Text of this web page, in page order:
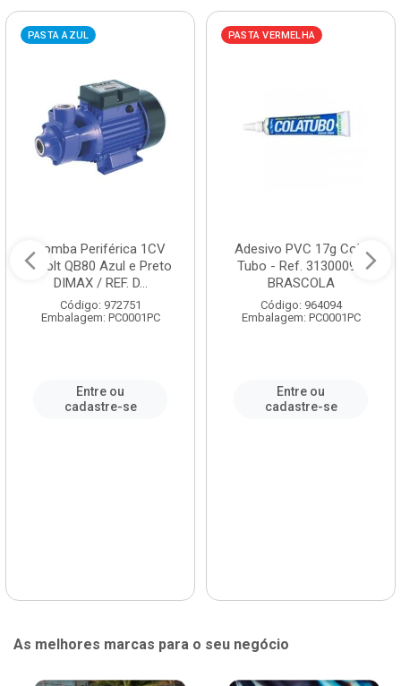
PASTA AZUL
Bomba Periférica 1CV
Bivolt QB80 Azul e Preto
DIMAX / REF. D...
Código: 972751
Embalagem: PC0001PC
Entre ou
cadastre-se
PASTA VERMELHA
Adesivo PVC 17g Cola
Tubo - Ref. 3130009 -
BRASCOLA
Código: 964094
Embalagem: PC0001PC
Entre ou
cadastre-se
As melhores marcas para o seu negócio